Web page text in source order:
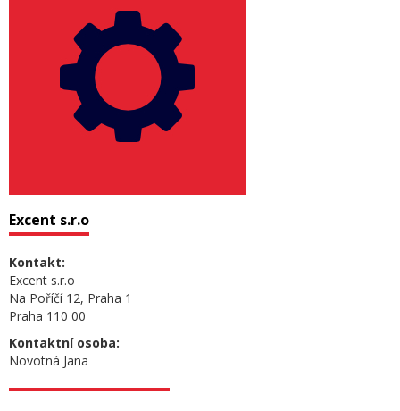
Excent s.r.o
Kontakt:
Excent s.r.o
Na Poříčí 12, Praha 1
Praha 110 00
Kontaktní osoba:
Novotná Jana